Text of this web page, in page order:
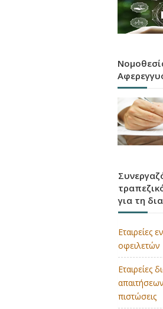
για τη
Εταιρείες
οφειλετών
Εταιρείες
πιστώσεις